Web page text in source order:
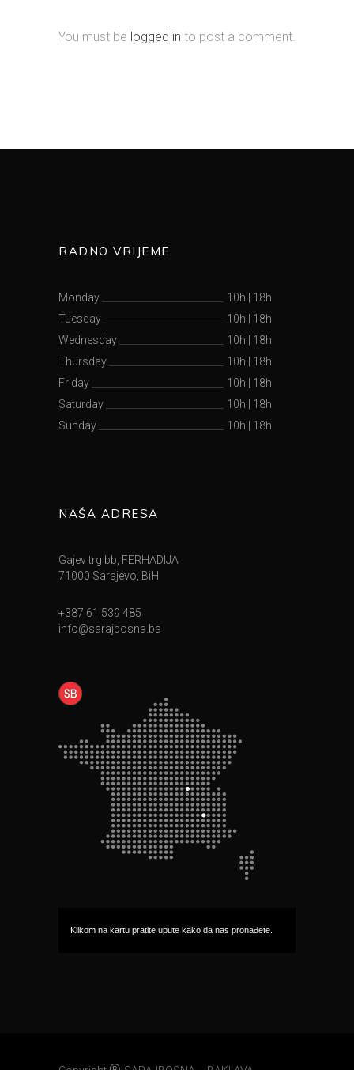
You must be logged in to post a comment.
RADNO VRIJEME
Monday 10h
18h
Tuesday
10h
18h
Wednesday
10h
18h
Thursday
10h
18h
Friday
10h
18h
Saturday
10h
18h
Sunday
10h 18h
NAŠA ADRESA
Gajev trg bb, FERHADIJA
71000 Sarajevo, BiH
+387 61 539 485
info@sarajbosna.ba
Klikom na kartu pratite upute kako da nas pronađete.